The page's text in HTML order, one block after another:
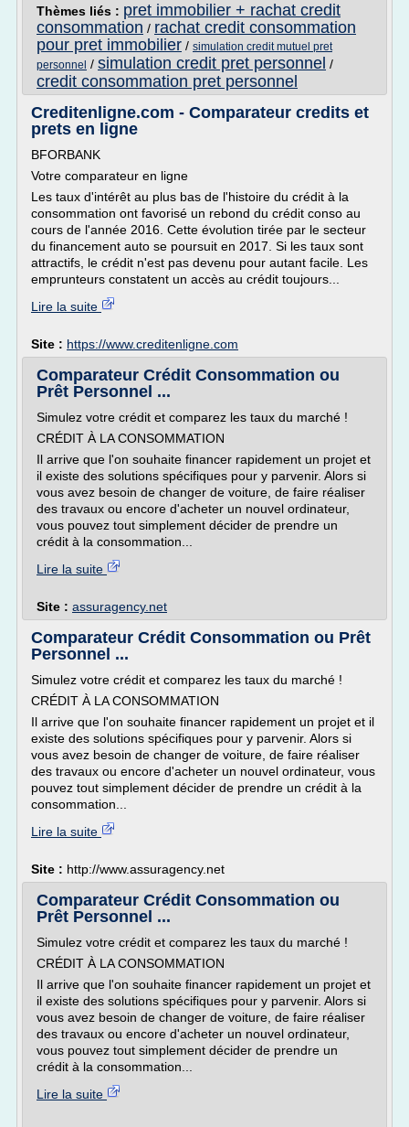
Thèmes liés : pret immobilier + rachat credit
consommation / rachat credit consommation
pour pret immobilier / simulation credit mutuel pret
personnel / simulation credit pret personnel /
credit consommation pret personnel
Creditenligne.com - Comparateur credits et
prets en ligne
BFORBANK
Votre comparateur en ligne
Les taux d'intérêt au plus bas de l'histoire du crédit à la
consommation ont favorisé un rebond du crédit conso au
cours de l'année 2016. Cette évolution tirée par le secteur
du financement auto se poursuit en 2017. Si les taux sont
attractifs, le crédit n'est pas devenu pour autant facile. Les
emprunteurs constatent un accès au crédit toujours...
Lire la suite
Site : https://www.creditenligne.com
Comparateur Crédit Consommation ou
Prêt Personnel ...
Simulez votre crédit et comparez les taux du marché !
CRÉDIT À LA CONSOMMATION
Il arrive que l'on souhaite financer rapidement un projet et
il existe des solutions spécifiques pour y parvenir. Alors si
vous avez besoin de changer de voiture, de faire réaliser
des travaux ou encore d'acheter un nouvel ordinateur,
vous pouvez tout simplement décider de prendre un
crédit à la consommation...
Lire la suite
Site : assuragency.net
Comparateur Crédit Consommation ou Prêt
Personnel ...
Simulez votre crédit et comparez les taux du marché !
CRÉDIT À LA CONSOMMATION
Il arrive que l'on souhaite financer rapidement un projet et il
existe des solutions spécifiques pour y parvenir. Alors si
vous avez besoin de changer de voiture, de faire réaliser
des travaux ou encore d'acheter un nouvel ordinateur, vous
pouvez tout simplement décider de prendre un crédit à la
consommation...
Lire la suite
Site : http://www.assuragency.net
Comparateur Crédit Consommation ou
Prêt Personnel ...
Simulez votre crédit et comparez les taux du marché !
CRÉDIT À LA CONSOMMATION
Il arrive que l'on souhaite financer rapidement un projet et
il existe des solutions spécifiques pour y parvenir. Alors si
vous avez besoin de changer de voiture, de faire réaliser
des travaux ou encore d'acheter un nouvel ordinateur,
vous pouvez tout simplement décider de prendre un
crédit à la consommation...
Lire la suite